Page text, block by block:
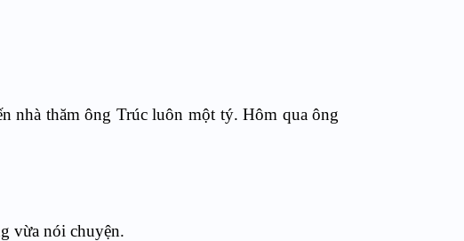
nhà thăm ông Trúc luôn một tý. Hôm qua ông
vừa nói chuyện.